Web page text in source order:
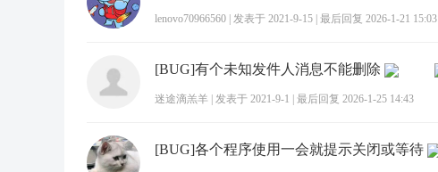
lenovo70966560 发表于 2021-9-15 最后回复 2026-1-21 15:03
[BUG]有个未知发件人消息不能删除
迷途滴羔羊 发表于 2021-9-1 最后回复 2026-1-25 14:43
[BUG]各个程序使用一会就提示关闭或等待